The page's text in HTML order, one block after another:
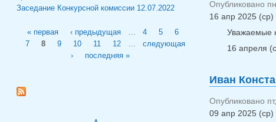
Опубликовано
16 апр 2025 (ср)
Уважаемые
16 апреля
Иван
Опубликовано
09 апр 2025 (ср)
Заседание Конкурсной комиссии 12.07.2022
« первая ‹ предыдущая 4 5
6
7
8 9 10 11 12
следующая
›
последняя »